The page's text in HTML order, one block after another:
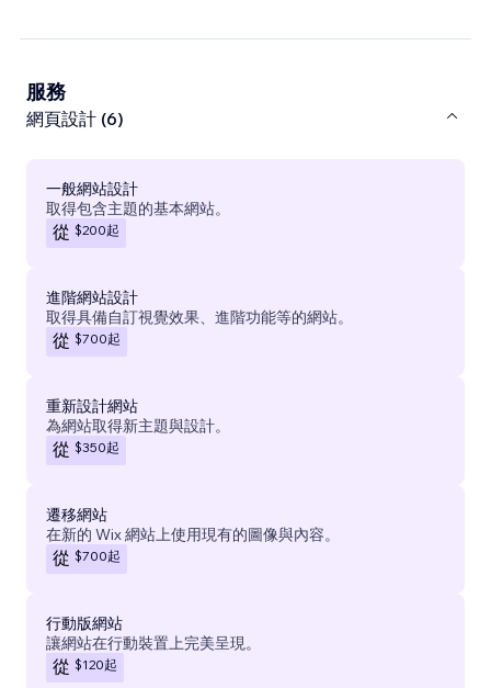
服務
網頁設計 (6)
一般網站設計
取得包含主題的基本網站。
從 $200起
進階網站設計
取得具備自訂視覺效果、進階功能等的網站。
從 $700起
重新設計網站
為網站取得新主題與設計。
從 $350起
遷移網站
在新的 Wix 網站上使用現有的圖像與內容。
從 $700起
行動版網站
讓網站在行動裝置上完美呈現。
從 $120起